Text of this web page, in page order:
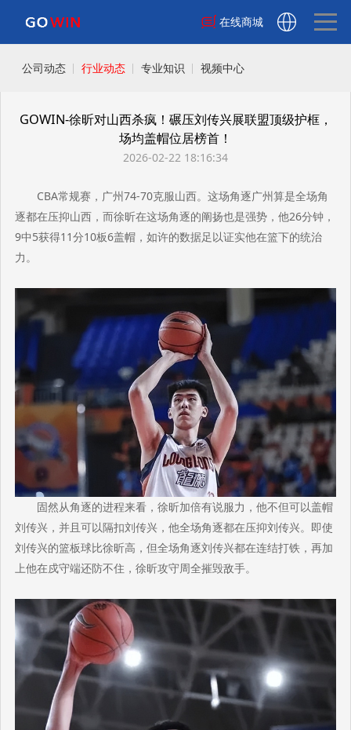
在线商城
公司动态 行业动态 专业知识 视频中心
GOWIN-徐昕对山西杀疯！碾压刘传兴展联盟顶级护框，
场均盖帽位居榜首！
2026-02-22 18:16:34
CBA常规赛，广州74-70克服山西。这场角逐广州算是全场角
逐都在压抑山西，而徐昕在这场角逐的阐扬也是强势，他26分钟，
9中5获得11分10板6盖帽，如许的数据足以证实他在篮下的统治
力。
固然从角逐的进程来看，徐昕加倍有说服力，他不但可以盖帽
刘传兴，并且可以隔扣刘传兴，他全场角逐都在压抑刘传兴。即使
刘传兴的篮板球比徐昕高，但全场角逐刘传兴都在连结打铁，再加
上他在戍守端还防不住，徐昕攻守周全摧毁敌手。